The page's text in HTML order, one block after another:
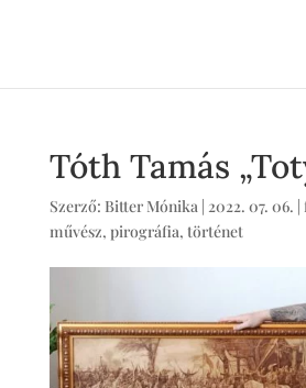
Tóth Tamás
Szerző: Bitter Mónika| 2022. 07. 06. |
művész, pirográfia, történet